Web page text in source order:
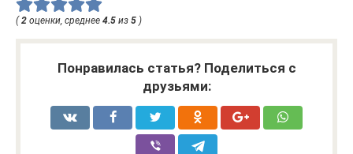
( 2 оценки, среднее 4.5 из 5 )
Понравилась статья? Поделиться с
друзьями: